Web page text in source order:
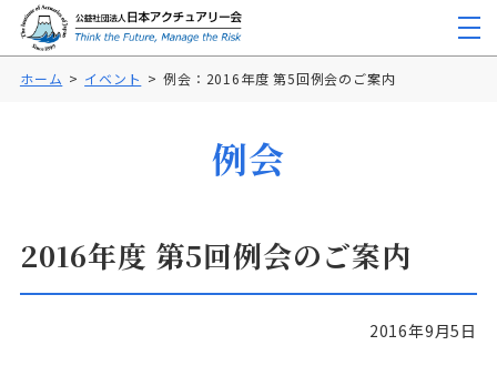
ホーム イベント 例会：2016年度 第5回例会のご案内
例会
2016年度 第5回例会のご案内
2016年9月5日